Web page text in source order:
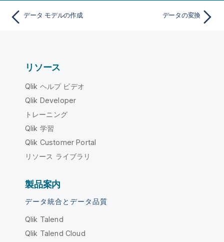
データ モデルの作成 データの変換
リソース
Qlik ヘルプ ビデオ
Qlik Developer
トレーニング
Qlik 学習
Qlik Customer Portal
リソース ライブラリ
製品案内
データ統合とデータ品質
Qlik Talend
Qlik Talend Cloud